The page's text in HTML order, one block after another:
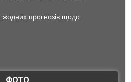
прогнозів щодо